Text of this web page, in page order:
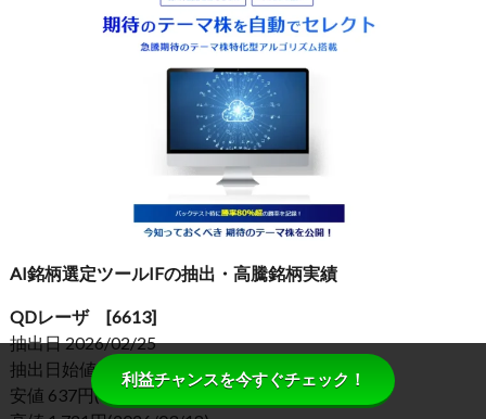
AI銘柄選定ツールIFの抽出・高騰銘柄実績
QDレーザ [6613]
抽出日 2026/02/25
抽出日始値 681円
安値 637円(2026/02/25)
利益チャンスを今すぐチェック！